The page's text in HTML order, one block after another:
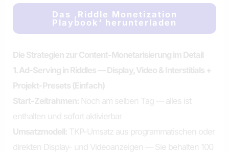
Das ‚Riddle Monetization
Playbook‘ herunterladen
Die Strategien zur Content-Monetarisierung im Detail
1. Ad-Serving in Riddles — Display, Video & Interstitials +
Projekt-Presets (Einfach)
Start-Zeitrahmen: Noch am selben Tag — alles ist
enthalten und sofort aktivierbar
Umsatzmodell: TKP-Umsatz aus programmatischen oder
direkten Display- und Videoanzeigen — Sie behalten 100